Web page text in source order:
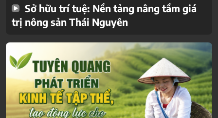
Sở hữu trí tuệ: Nền tảng nâng tầm giá
trị nông sản Thái Nguyên